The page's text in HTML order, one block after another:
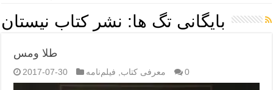
بایگانی تگ ها: نشر کتاب نیستان
طلا ومس
2017-07-30 معرفی کتاب فیلم‌نامه 0